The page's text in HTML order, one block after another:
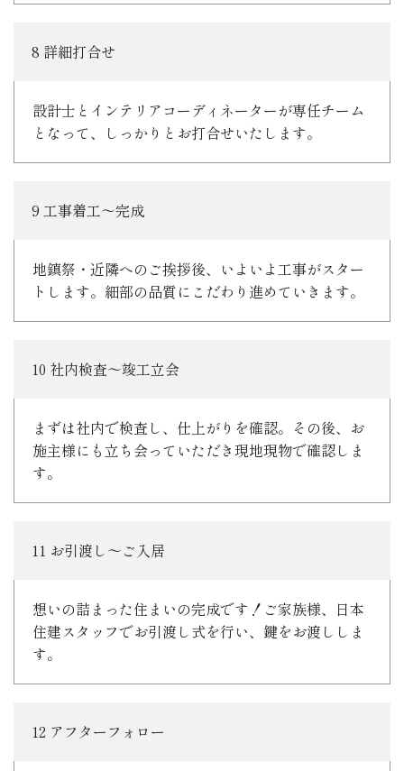
8 詳細打合せ
設計士とインテリアコーディネーターが専任チーム
となって、しっかりとお打合せいたします。
9 工事着工～完成
地鎮祭・近隣へのご挨拶後、いよいよ工事がスター
トします。細部の品質にこだわり進めていきます。
10 社内検査～竣工立会
まずは社内で検査し、仕上がりを確認。その後、お
施主様にも立ち会っていただき現地現物で確認しま
す。
11 お引渡し～ご入居
想いの詰まった住まいの完成です！ご家族様、日本
住建スタッフでお引渡し式を行い、鍵をお渡ししま
す。
12 アフターフォロー